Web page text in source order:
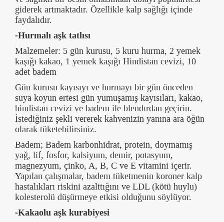
giderek artmaktadır. Özellikle kalp sağlığı içinde
faydalıdır.
-Hurmalı aşk tatlısı
Malzemeler: 5 gün kurusu, 5 kuru hurma, 2 yemek
kaşığı kakao, 1 yemek kaşığı Hindistan cevizi, 10
adet badem
Gün kurusu kayısıyı ve hurmayı bir gün önceden
suya koyun ertesi gün yumuşamış kayısıları, kakao,
hindistan cevizi ve badem ile blendırdan geçirin.
İstediğiniz şekli vererek kahvenizin yanına ara öğün
olarak tüketebilirsiniz.
Badem; Badem karbonhidrat, protein, doymamış
yağ, lif, fosfor, kalsiyum, demir, potasyum,
magnezyum, çinko, A, B, C ve E vitamini içerir.
Yapılan çalışmalar, badem tüketmenin koroner kalp
hastalıkları riskini azalttığını ve LDL (kötü huylu)
kolesterolü düşürmeye etkisi olduğunu söylüyor.
-Kakaolu aşk kurabiyesi